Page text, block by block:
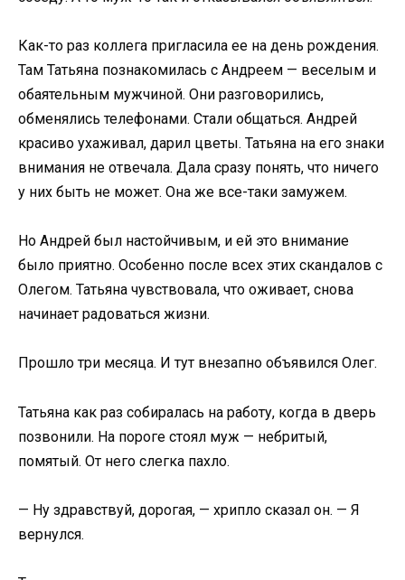
Как-то раз коллега пригласила ее на день рождения.
Там Татьяна познакомилась с Андреем — веселым и
обаятельным мужчиной. Они разговорились,
обменялись телефонами. Стали общаться. Андрей
красиво ухаживал, дарил цветы. Татьяна на его знаки
внимания не отвечала. Дала сразу понять, что ничего
у них быть не может. Она же все-таки замужем.
Но Андрей был настойчивым, и ей это внимание
было приятно. Особенно после всех этих скандалов с
Олегом. Татьяна чувствовала, что оживает, снова
начинает радоваться жизни.
Прошло три месяца. И тут внезапно объявился Олег.
Татьяна как раз собиралась на работу, когда в дверь
позвонили. На пороге стоял муж — небритый,
помятый. От него слегка пахло.
— Ну здравствуй, дорогая, — хрипло сказал он. — Я
вернулся.